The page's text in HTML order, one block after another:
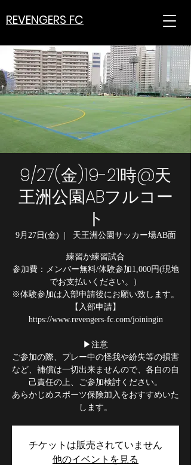
REVENGERS FC
9/27(金)19-21時@天
王洲公園ABフルコー
ト
9月27日(金) 天王洲公園サッカー場AB面
練習か練習試合
参加費：メンバー無料/体験参加1,000円(現地
でお支払いください。）
※体験参加は入部申請後にお願い致します。
【入部申請】
https://www.revengers-fc.com/joiningin
▶注意
ご参加の際、プレー中の怪我や紛失等の損害
など、補償は一切出来ませんので、各自の自
己責任の上、ご参加検討ください。
あらかじめスポーツ保険加入をおすすめいた
します。
チケットは販売されていません
他のイベントを見る